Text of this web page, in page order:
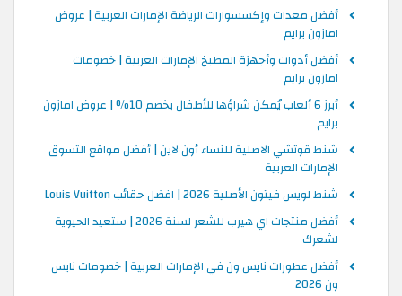
أفضل معدات وإكسسوارات الرياضة الإمارات العربية | عروض
امازون برايم
أفضل أدوات وأجهزة المطبخ الإمارات العربية | خصومات
امازون برايم
أبرز 6 ألعاب يُمكن شراؤها للأطفال بخصم 10% | عروض امازون
برايم
شنط قوتشي الاصلية للنساء أون لاين | أفضل مواقع التسوق
الإمارات العربية
شنط لويس فيتون الأصلية 2026 | افضل حقائب Louis Vuitton
أفضل منتجات اي هيرب للشعر لسنة 2026 | ستعيد الحيوية
لشعرك
أفضل عطورات نايس ون في الإمارات العربية | خصومات نايس
ون 2026